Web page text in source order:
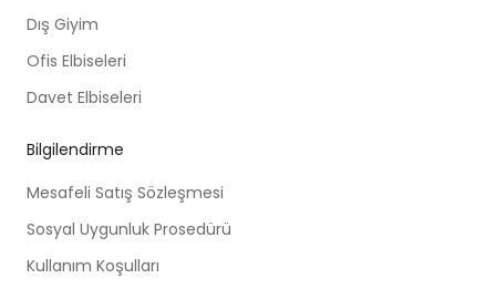
Dış Giyim
Ofis Elbiseleri
Davet Elbiseleri
Bilgilendirme
Mesafeli Satış Sözleşmesi
Sosyal Uygunluk Prosedürü
Kullanım Koşulları